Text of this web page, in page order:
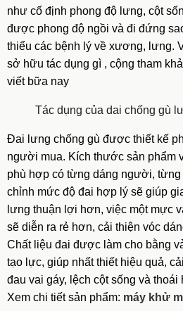
như cố định phong độ lưng, cột
được phong độ ngồi và đi đứng
thiểu các bệnh lý về xương, lưng.
sở hữu tác dụng gì , cộng tham
viết bữa nay
Tác dụng của dai chống gù
Đai lưng chống gù được thiết kế
người mua. Kích thước sản phẩm
phù hợp có từng dáng người,
chỉnh mức độ đai hợp lý sẽ giúp
lưng thuận lợi hơn, việc một mực
sẽ diễn ra rẻ hơn, cải thiện vóc
Chất liệu đai được làm cho bằng
tạo lực, giúp nhất thiết hiệu quả,
đau vai gáy, lệch cột sống và thoái
Xem chi tiết sản phẩm: máy khử